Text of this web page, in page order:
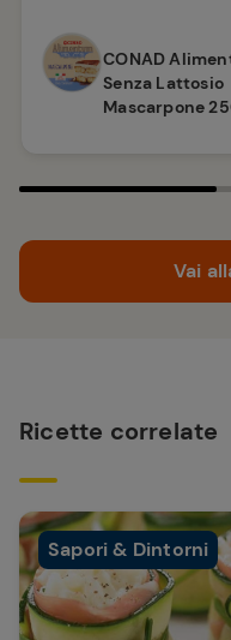
CONAD
Senza Lattosio
Mascarpone
Vai
Ricette correlate
Sapori & Dintorni